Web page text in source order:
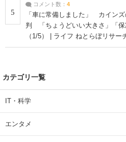
5
コメント数： 4
「車に常備しました」 カインズ
判 「ちょうどいい大きさ」「保
（1/5） | ライフ ねとらぼリサー
カテゴリ一覧
IT・科学
エンタメ